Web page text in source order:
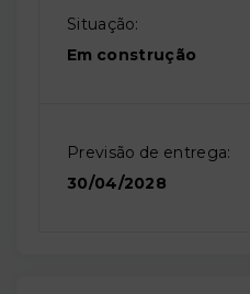
Situação:
Em construção
Previsão de entrega:
30/04/2028